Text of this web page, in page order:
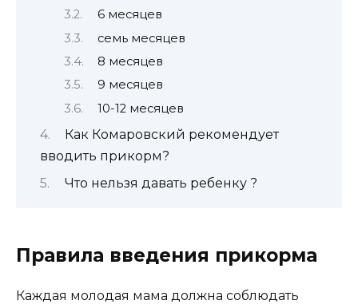
6 месяцев
семь месяцев
8 месяцев
9 месяцев
10-12 месяцев
Как Комаровский рекомендует
вводить прикорм?
Что нельзя давать ребенку ?
Правила введения прикорма
Каждая молодая мама должна соблюдать